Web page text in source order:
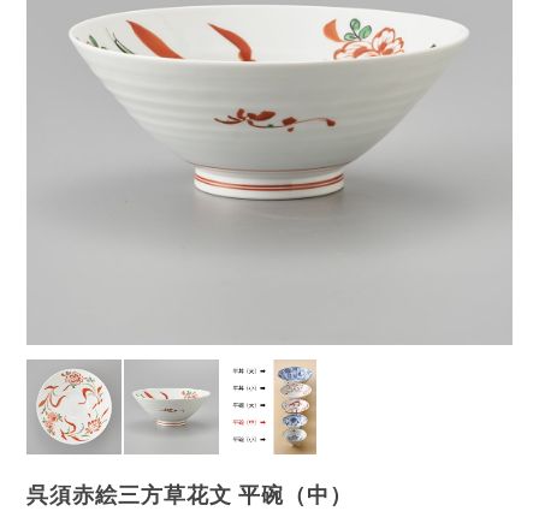
呉須赤絵三方草花文 平碗（中）